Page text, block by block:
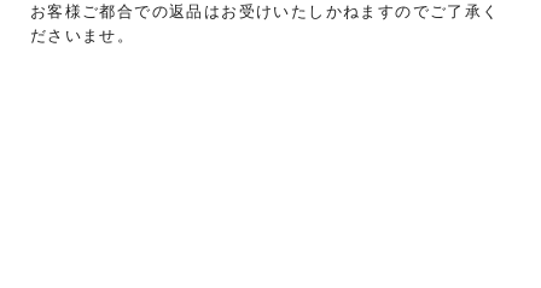
お客様ご都合での返品はお受けいたしかねますのでご了承く
ださいませ。